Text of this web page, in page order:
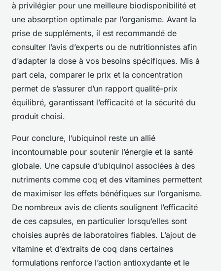
à privilégier pour une meilleure biodisponibilité et
une absorption optimale par l’organisme. Avant la
prise de suppléments, il est recommandé de
consulter l’avis d’experts ou de nutritionnistes afin
d’adapter la dose à vos besoins spécifiques. Mis à
part cela, comparer le prix et la concentration
permet de s’assurer d’un rapport qualité-prix
équilibré, garantissant l’efficacité et la sécurité du
produit choisi.
Pour conclure, l’ubiquinol reste un allié
incontournable pour soutenir l’énergie et la santé
globale. Une capsule d’ubiquinol associées à des
nutriments comme coq et des vitamines permettent
de maximiser les effets bénéfiques sur l’organisme.
De nombreux avis de clients soulignent l’efficacité
de ces capsules, en particulier lorsqu’elles sont
choisies auprès de laboratoires fiables. L’ajout de
vitamine et d’extraits de coq dans certaines
formulations renforce l’action antioxydante et le